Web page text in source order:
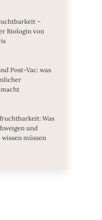
–
Biologin von
Post-Vac: was
Was
und
müssen